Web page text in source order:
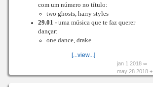
com um número no título:
two ghosts, harry styles
29.01 -uma música que te faz querer
dançar:
one dance, drake
[...view...]
jan 1 2018 ∞
may 28 2018 +